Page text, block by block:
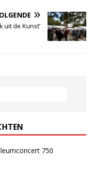
uit de Kunst’
750